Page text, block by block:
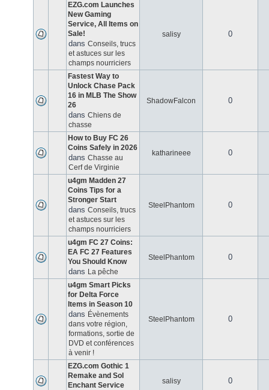
EZG.com Launches
New Gaming
Service, All Items on
Sale!
dans Conseils, trucs
et astuces sur les
champs nourriciers
salisy 0
Fastest Way to
Unlock Chase Pack
16 in MLB The Show
26
dans Chiens de
chasse
ShadowFalcon 0
How to Buy FC 26
Coins Safely in 2026
dans Chasse au
Cerf de Virginie
katharineee 0
u4gm Madden 27
Coins Tips for a
Stronger Start
dans Conseils, trucs
et astuces sur les
champs nourriciers
SteelPhantom 0
u4gm FC 27 Coins:
EA FC 27 Features
You Should Know
dans La pêche
SteelPhantom 0
u4gm Smart Picks
for Delta Force
Items in Season 10
dans Évènements
dans votre région,
formations, sortie de
DVD et conférences
à venir !
SteelPhantom 0
EZG.com Gothic 1
Remake and Sol
Enchant Service
salisy 0